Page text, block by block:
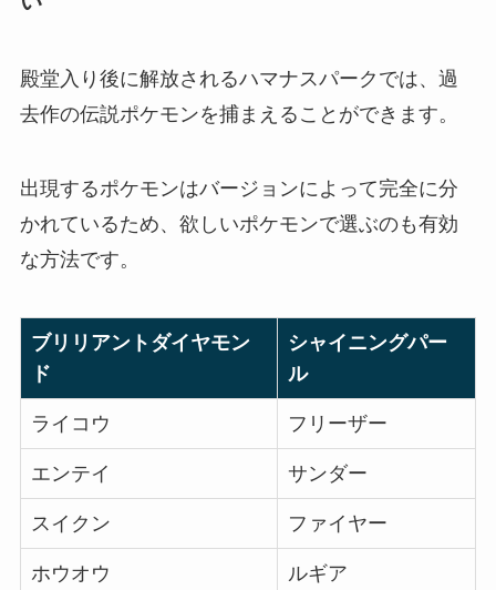
殿堂入り後に解放されるハマナスパークでは、過
去作の伝説ポケモンを捕まえることができます。
出現するポケモンはバージョンによって完全に分
かれているため、欲しいポケモンで選ぶのも有効
な方法です。
ブリリアントダイヤモン
ド
シャイニングパー
ル
ライコウ フリーザー
エンテイ サンダー
スイクン ファイヤー
ホウオウ ルギア